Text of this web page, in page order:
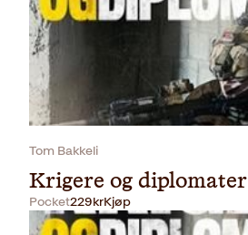
Tom Bakkeli
Krigere og diplomater
Pocket229krKjøp